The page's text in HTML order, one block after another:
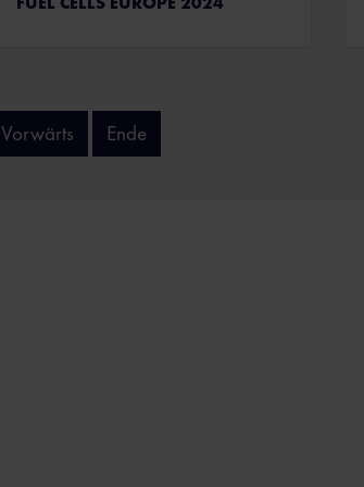
Vorwärts Ende